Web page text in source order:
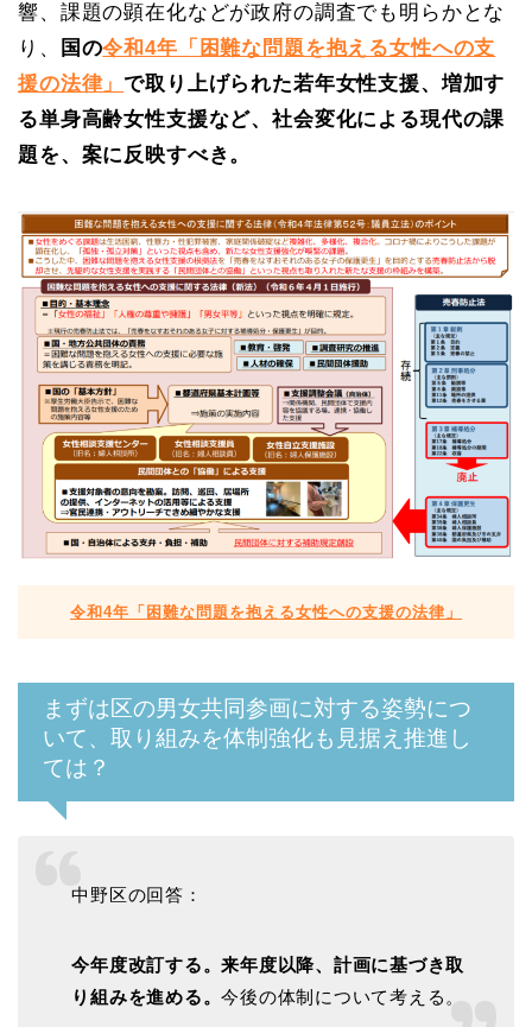
響、課題の顕在化などが政府の調査でも明らかとな
り、
国の令和4年「困難な問題を抱える女性への支
援の法律」で取り上げられた若年女性支援、増加す
る単身高齢女性支援など、社会変化による現代の課
題を、案に反映すべき。
令和4年「困難な問題を抱える女性への支援の法律」
まずは区の男女共同参画に対する姿勢につ
いて、取り組みを体制強化も見据え推進し
ては？
中野区の回答：
今年度改訂する。来年度以降、計画に基づき取
り組みを進める。今後の体制について考える。